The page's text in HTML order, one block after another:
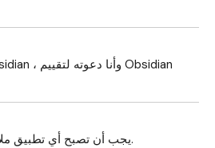
يجب أن تصبح أي تطبيق ملاحظات دماغ ثاني حقيقي.